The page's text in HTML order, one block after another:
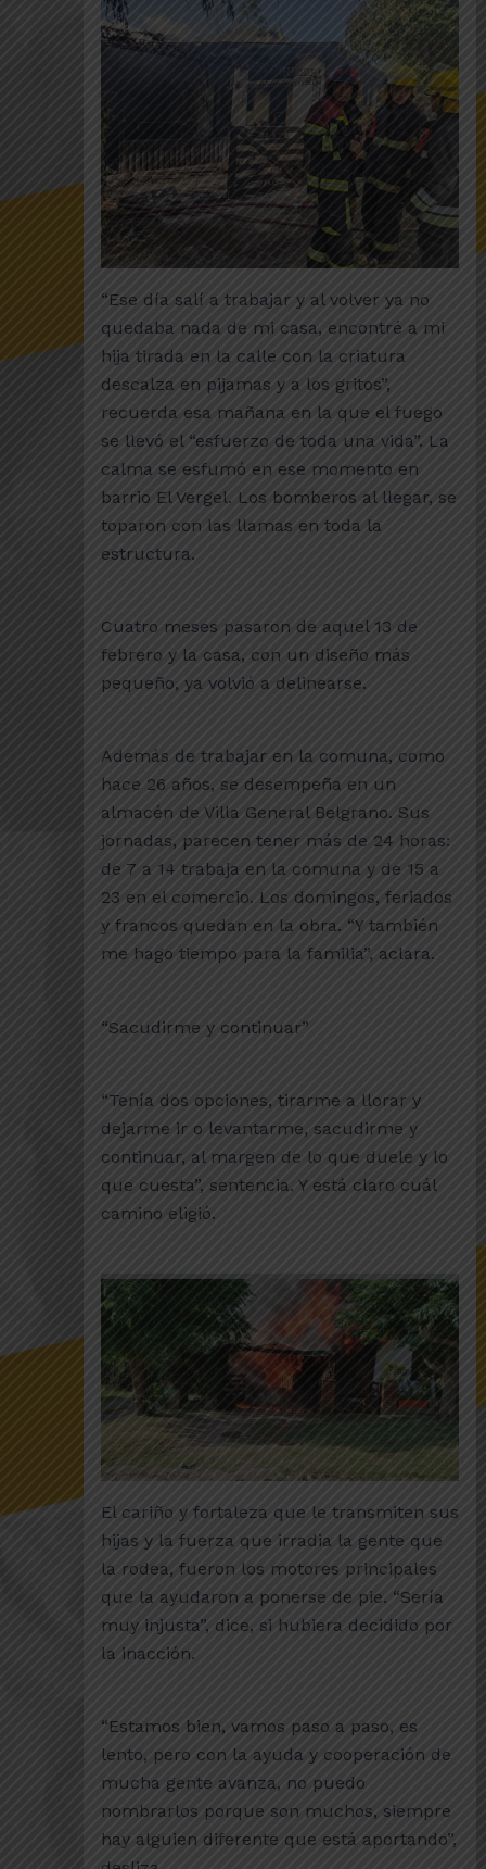
“Ese día salí a trabajar y al volver ya no
quedaba nada de mi casa, encontré a mi
hija tirada en la calle con la criatura
descalza en pijamas y a los gritos”,
recuerda esa mañana en la que el fuego
se llevó el “esfuerzo de toda una vida”. La
calma se esfumó en ese momento en
barrio El Vergel. Los bomberos al llegar, se
toparon con las llamas en toda la
estructura.
Cuatro meses pasaron de aquel 13 de
febrero y la casa, con un diseño más
pequeño, ya volvió a delinearse.
Además de trabajar en la comuna, como
hace 26 años, se desempeña en un
almacén de Villa General Belgrano. Sus
jornadas, parecen tener más de 24 horas:
de 7 a 14 trabaja en la comuna y de 15 a
23 en el comercio. Los domingos, feriados
y francos quedan en la obra. “Y también
me hago tiempo para la familia”, aclara.
“Sacudirme y continuar”
“Tenía dos opciones, tirarme a llorar y
dejarme ir o levantarme, sacudirme y
continuar, al margen de lo que duele y lo
que cuesta”, sentencia. Y está claro cuál
camino eligió.
El cariño y fortaleza que le transmiten sus
hijas y la fuerza que irradia la gente que
la rodea, fueron los motores principales
que la ayudaron a ponerse de pie. “Sería
muy injusta”, dice, si hubiera decidido por
la inacción.
“Estamos bien, vamos paso a paso, es
lento, pero con la ayuda y cooperación de
mucha gente avanza, no puedo
nombrarlos porque son muchos, siempre
hay alguien diferente que está aportando”,